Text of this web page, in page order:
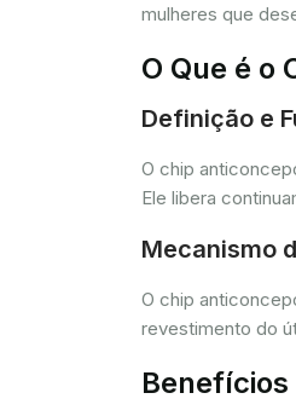
mulheres que
O Que é o
Definição e
O chip
Ele libera
Mecanismo
O chip
revestimento do